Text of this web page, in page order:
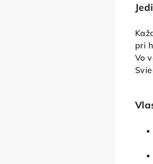
pri
Vo